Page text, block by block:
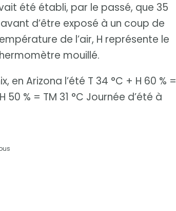
été établi, par le passé, que 35
d’être exposé à un coup de
de l’air, H représente le
mouillé.
en Arizona l’été T 34 °C + H 60 % =
% = TM 31 °C Journée d’été à